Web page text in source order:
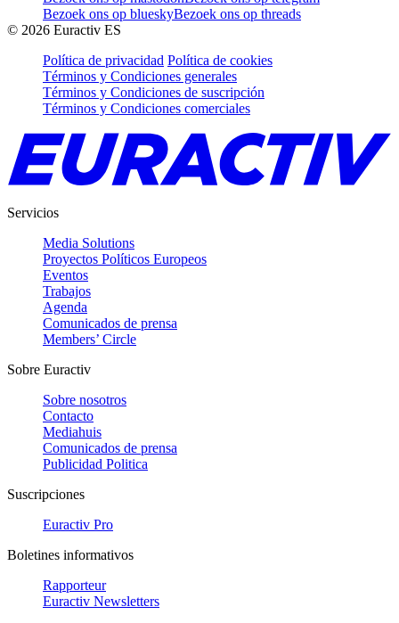
Bezoek ons op blueskyBezoek ons op threads
© 2026 Euractiv ES
Política de privacidad Política de cookies
Términos y Condiciones generales
Términos y Condiciones de suscripción
Términos y Condiciones comerciales
Servicios
Media Solutions
Proyectos Políticos Europeos
Eventos
Trabajos
Agenda
Comunicados de prensa
Members’ Circle
Sobre Euractiv
Sobre nosotros
Contacto
Mediahuis
Comunicados de prensa
Publicidad Politica
Suscripciones
Euractiv Pro
Boletines informativos
Rapporteur
Euractiv Newsletters